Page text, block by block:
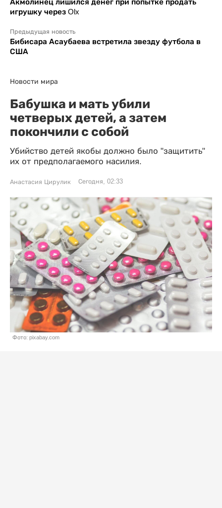
Акмолинец лишился денег при попытке продать
игрушку через Olx
Предыдущая новость
Бибисара Асаубаева встретила звезду футбола в
США
Новости мира
Бабушка и мать убили
четверых детей, а затем
покончили с собой
Убийство детей якобы должно было "защитить"
их от предполагаемого насилия.
Анастасия Цирулик Сегодня, 02:33
Фото: pixabay.com